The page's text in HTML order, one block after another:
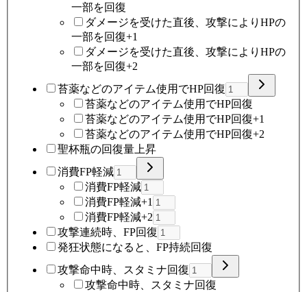
一部を回復
ダメージを受けた直後、攻撃によりHPの
一部を回復+1
ダメージを受けた直後、攻撃によりHPの
一部を回復+2
苔薬などのアイテム使用でHP回復
苔薬などのアイテム使用でHP回復
苔薬などのアイテム使用でHP回復+1
苔薬などのアイテム使用でHP回復+2
聖杯瓶の回復量上昇
消費FP軽減
消費FP軽減
消費FP軽減+1
消費FP軽減+2
攻撃連続時、FP回復
発狂状態になると、FP持続回復
攻撃命中時、スタミナ回復
攻撃命中時、スタミナ回復